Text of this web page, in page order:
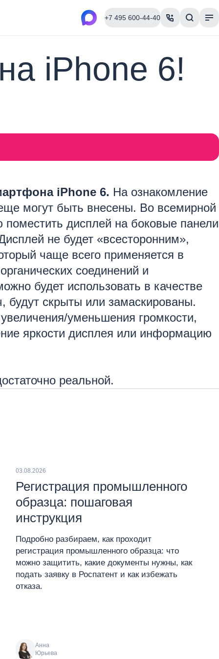
+7 495 600-44-40
iPhone 6!
iPhone 6. На ознакомление
могут быть внесены. Во всемирной
дисплей на боковые панели
не будет «всесторонним»,
чаще всего применяется в
соединений и
будет использовать в качестве
будут скрыты или замаскированы.
уменьшения громкости,
яркости дисплея или информацию
реальной.
03.08.2026
Регистрация промышленного
образца: пошаговая
инструкция
Подробно разбираем, как проходит
регистрация промышленного образца: что
можно защитить, какие документы нужны, как
подать заявку в Роспатент и как избежать
отказа.
Анна
Юрьева